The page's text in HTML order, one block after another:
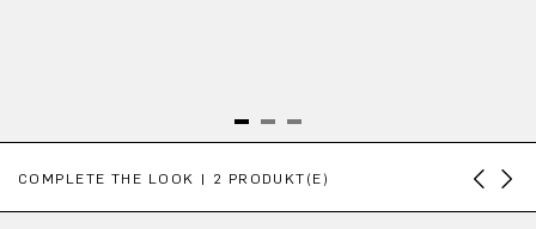
COMPLETE THE LOOK | 2 PRODUKT(E)